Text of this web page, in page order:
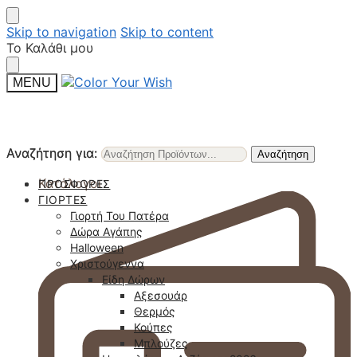
Skip to navigation Skip to content
Το Καλάθι μου
MENU
Αναζήτηση για: Αναζήτηση
Κατάλογοι
Αναζήτηση για: Αναζήτηση
ΠΡΟΣΦΟΡΈΣ
ΓΙΟΡΤΈΣ
Γιορτή Του Πατέρα
Δώρα Αγάπης
Halloween
Χριστούγεννα
Είδη Δώρων
Αξεσουάρ
Θερμός
Κούπες
Μπλούζες